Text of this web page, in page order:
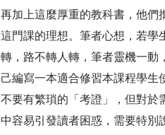
加上這麼厚重的教科書，他
門課的理想。筆者心想，若學
，路不轉人轉，筆者靈機一
編寫一本適合修習本課程學生
有繁瑣的「考證」，但對於
容易引發讀者困惑，需要特別